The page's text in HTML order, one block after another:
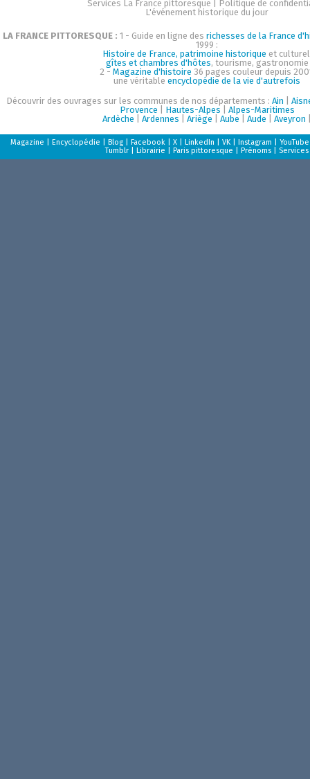
Services La France pittoresque
Politique de
L'événement historique du jour
LA FRANCE PITTORESQUE : 1 - Guide en ligne des richesses de la France
1999 :
Histoire de France, patrimoine historique et
gîtes et chambres d'hôtes, tourisme, gastronomie
2 - Magazine d'histoire 36 pages couleur depuis
une véritableencyclopédie de la vie d'autrefois
Découvrir des ouvrages sur les communes de nos départements :Ain |
Provence
Hautes-Alpes
Alpes-Maritimes
Ardèche |Ardennes |Ariège |Aube |Aude |Aveyron
Magazine |Encyclopédie |Blog |Facebook |X |LinkedIn |VK |Instagram |YouTube
Tumblr |Librairie |Paris pittoresque |Prénoms Services